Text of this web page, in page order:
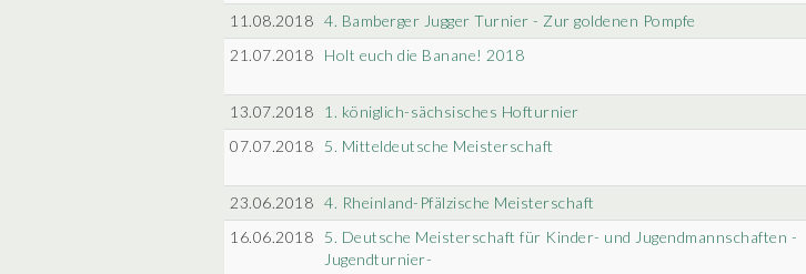
11.08.2018 4. Bamberger Jugger Turnier - Zur goldenen Pompfe
21.07.2018
Holt euch die Banane! 2018
13.07.2018 1. königlich-sächsisches Hofturnier
07.07.2018
5. Mitteldeutsche Meisterschaft
23.06.2018 4. Rheinland-Pfälzische Meisterschaft
16.06.2018
5. Deutsche Meisterschaft für Kinder- und Jugendmannschaften -
Jugendturnier-